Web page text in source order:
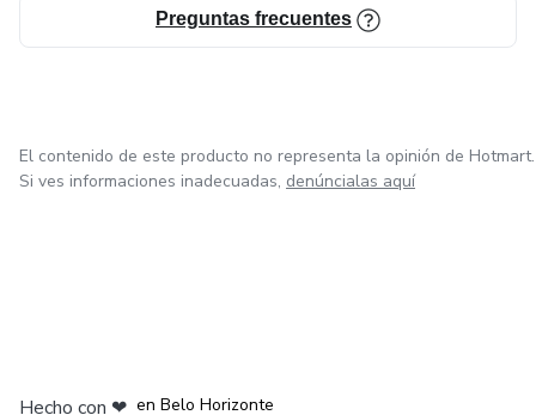
Preguntas frecuentes
El contenido de este producto no representa la opinión de Hotmart.
Si ves informaciones inadecuadas, denúncialas aquí
Hecho con ❤ en Belo Horizonte